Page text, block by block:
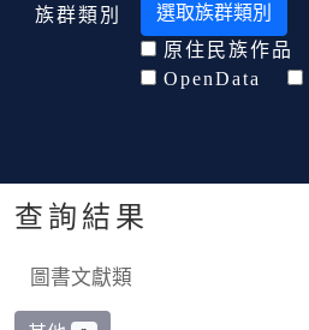
族群類別
選取族群類別
原住民族作品
OpenData
查詢結果
圖書文獻類